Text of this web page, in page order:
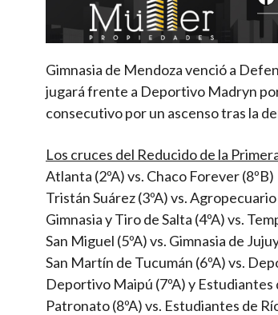
Gimnasia de Mendoza venció a
jugará frente a Deportivo Madryn
consecutivo por un ascenso tras la
Los cruces del Reducido de la
Atlanta (2ºA) vs. Chaco Forever (8ºB)
Tristán Suárez (3ºA) vs. Agropecuario
Gimnasia y Tiro de Salta (4ºA) vs.
San Miguel (5ºA) vs. Gimnasia de
San Martín de Tucumán (6ºA) vs.
Deportivo Maipú (7ºA) y Estudiantes
Patronato (8ºA) vs. Estudiantes de